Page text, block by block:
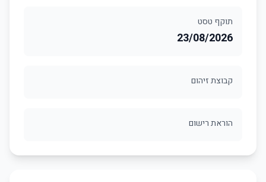
תוקף טסט
23/08/2026
קבוצת זיהום
הוראת רישום